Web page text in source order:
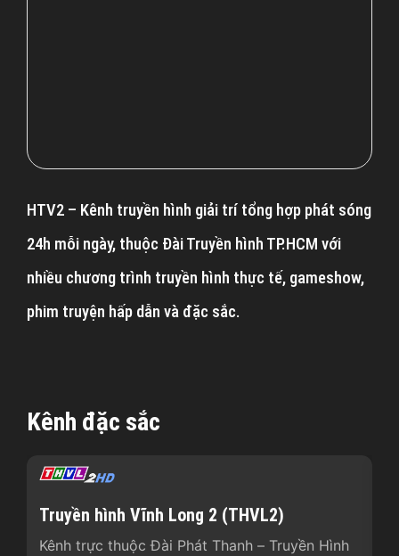
HTV2 – Kênh truyền hình giải trí tổng hợp phát sóng
24h mỗi ngày, thuộc Đài Truyền hình TP.HCM với
nhiều chương trình truyền hình thực tế, gameshow,
phim truyện hấp dẫn và đặc sắc.
Kênh đặc sắc
Truyền hình Vĩnh Long 2 (THVL2)
Kênh trực thuộc Đài Phát Thanh – Truyền Hình